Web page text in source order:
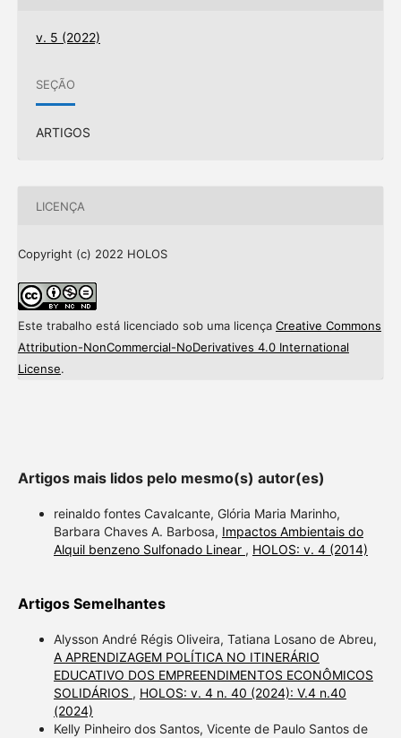
v. 5 (2022)
SEÇÃO
ARTIGOS
LICENÇA
Copyright (c) 2022 HOLOS
Este trabalho está licenciado sob uma licença Creative Commons
Attribution-NonCommercial-NoDerivatives 4.0 International
License.
Artigos mais lidos pelo mesmo(s) autor(es)
reinaldo fontes Cavalcante, Glória Maria Marinho,
Barbara Chaves A. Barbosa, Impactos Ambientais do
Alquil benzeno Sulfonado Linear , HOLOS: v. 4 (2014)
Artigos Semelhantes
Alysson André Régis Oliveira, Tatiana Losano de Abreu,
A APRENDIZAGEM POLÍTICA NO ITINERÁRIO
EDUCATIVO DOS EMPREENDIMENTOS ECONÔMICOS
SOLIDÁRIOS , HOLOS: v. 4 n. 40 (2024): V.4 n.40
(2024)
Kelly Pinheiro dos Santos, Vicente de Paulo Santos de